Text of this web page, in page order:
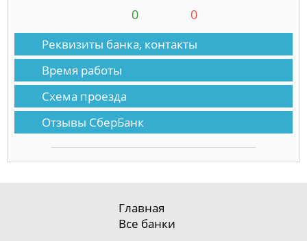
0 0
Реквизиты банка, контакты
Время работы
Схема проезда
Отзывы СберБанк
Главная
Все банки